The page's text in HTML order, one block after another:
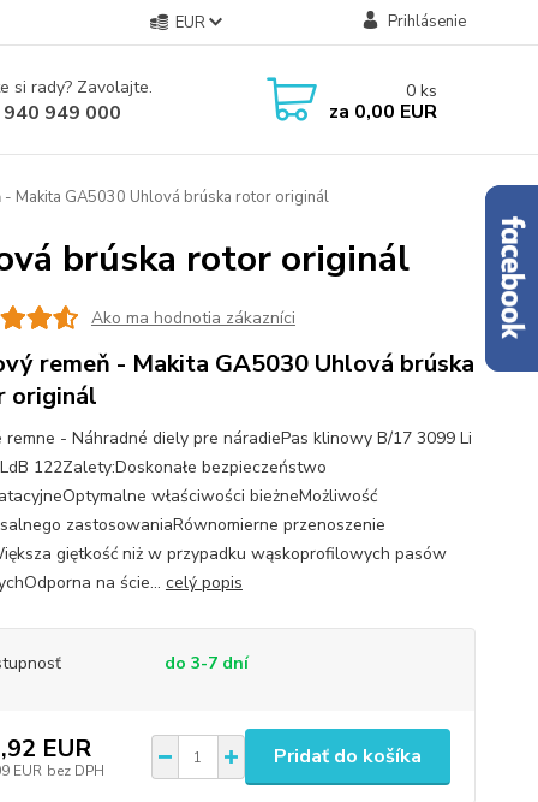
EUR Prihlásenie
si rady? Zavolajte.
949 000
0 ks
za 0,00 EUR
Makita GA5030 Uhlová brúska rotor originál
brúska rotor originál
Ako ma hodnotia zákazníci
remeň - Makita GA5030 Uhlová brúska
originál
remne - Náhradné diely pre náradiePas klinowy B/17 3099 Li
122Zalety:Doskonałe bezpieczeństwo
właściwości bieżneMożliwość
zastosowaniaRównomierne przenoszenie
giętkość niż w przypadku wąskoprofilowych pasów
na ście... celý popis
do 3-7 dní
EUR
EUR bez DPH
Pridať do košíka